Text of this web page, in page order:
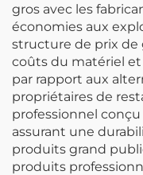
gros avec les
économies aux
structure de prix de
coûts du matériel et
par rapport aux
propriétaires de
professionnel
assurant une
produits grand
produits